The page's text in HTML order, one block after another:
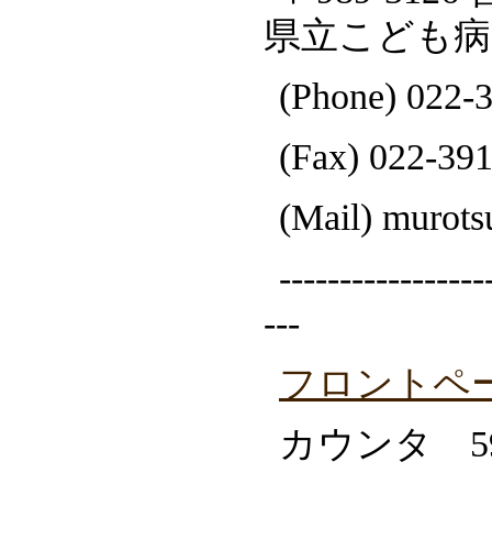
県立こども
(Phone) 022-
(Fax) 022-
(Mail)
---
フロントペ
カウンタ